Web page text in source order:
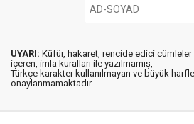
UYARI: Küfür, hakaret, rencide edici cümleler
içeren, imla kuralları ile yazılmamış,
Türkçe karakter kullanılmayan ve büyük
onaylanmamaktadır.